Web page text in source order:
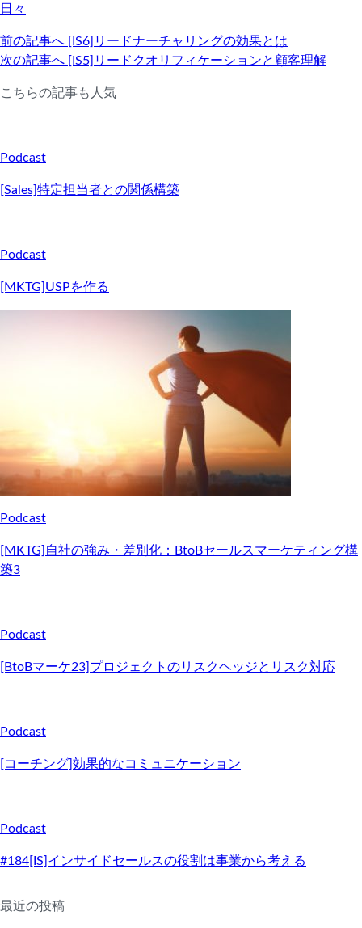
日々
前の記事へ [IS6]リードナーチャリングの効果とは
次の記事へ [IS5]リードクオリフィケーションと顧客理解
こちらの記事も人気
Podcast
[Sales]特定担当者との関係構築
Podcast
[MKTG]USPを作る
Podcast
[MKTG]自社の強み・差別化：BtoBセールスマーケティング構
築3
Podcast
[BtoBマーケ23]プロジェクトのリスクヘッジとリスク対応
Podcast
[コーチング]効果的なコミュニケーション
Podcast
#184[IS]インサイドセールスの役割は事業から考える
最近の投稿